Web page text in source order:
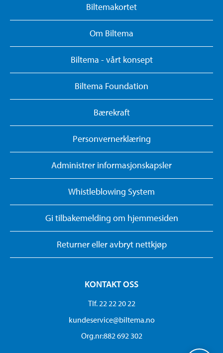
Biltemakortet
Om Biltema
Biltema - vårt konsept
Biltema Foundation
Bærekraft
Personvernerklæring
Administrer informasjonskapsler
Whistleblowing System
Gi tilbakemelding om hjemmesiden
Returner eller avbryt nettkjøp
KONTAKT OSS
Tlf. 22 22 20 22
kundeservice@biltema.no
Org.nr:882 692 302